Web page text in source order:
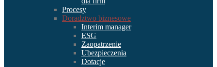
Procesy
Doradztwo biznesowe
Interim manager
ESG
Zaopatrzenie
Ubezpieczenia
Dotacje